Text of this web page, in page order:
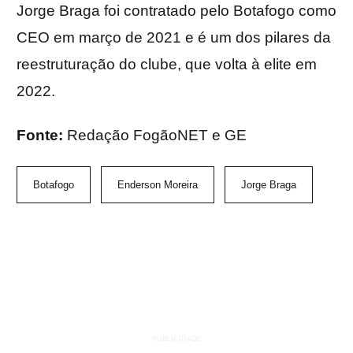
Jorge Braga foi contratado pelo Botafogo como
CEO em março de 2021 e é um dos pilares da
reestruturação do clube, que volta à elite em
2022.
Fonte: Redação FogãoNET e GE
Botafogo Enderson Moreira Jorge Braga